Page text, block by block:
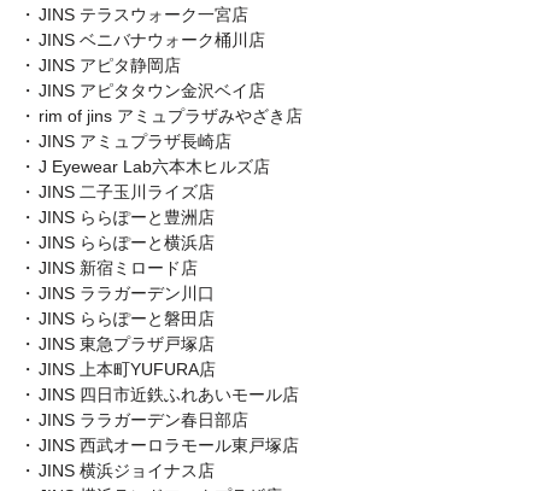
JINS テラスウォーク一宮店
JINS ベニバナウォーク桶川店
JINS アピタ静岡店
JINS アピタタウン金沢ベイ店
rim of jins アミュプラザみやざき店
JINS アミュプラザ長崎店
J Eyewear Lab六本木ヒルズ店
JINS 二子玉川ライズ店
JINS ららぽーと豊洲店
JINS ららぽーと横浜店
JINS 新宿ミロード店
JINS ララガーデン川口
JINS ららぽーと磐田店
JINS 東急プラザ戸塚店
JINS 上本町YUFURA店
JINS 四日市近鉄ふれあいモール店
JINS ララガーデン春日部店
JINS 西武オーロラモール東戸塚店
JINS 横浜ジョイナス店